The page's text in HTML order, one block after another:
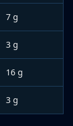
7 g
3 g
16 g
3 g